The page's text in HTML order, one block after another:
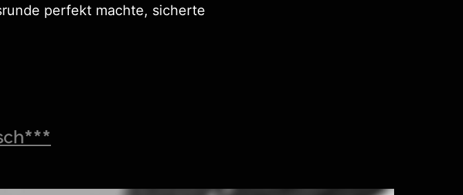
perfekt machte, sicherte